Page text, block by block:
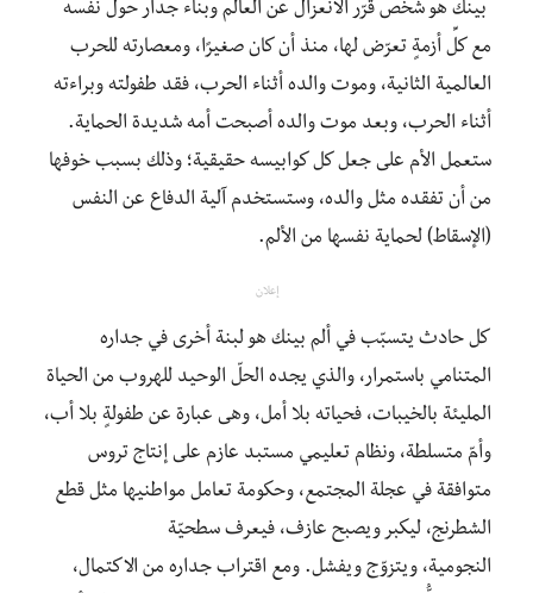
بينك هو شخص قرّر الانعزال عن العالم وبناء جدار حول نفسه
مع كلِّ أزمةٍ تعرّض لها، منذ أن كان صغيرًا، ومعصارته للحرب
العالمية الثانية، وموت والده أثناء الحرب، فقد طفولته وبراءته
أثناء الحرب، وبعد موت والده أصبحت أمه شديدة الحماية.
ستعمل الأم على جعل كل كوابيسه حقيقية؛ وذلك بسبب خوفها
من أن تفقده مثل والده، وستستخدم آلية الدفاع عن النفس
(الإسقاط) لحماية نفسها من الألم.
إعلان
كل حادث يتسبّب في ألم بينك هو لبنة أخرى في جداره
المتنامي باستمرار، والذي يجده الحلّ الوحيد للهروب من الحياة
المليئة بالخيبات، فحياته بلا أمل، وهى عبارة عن طفولةٍ بلا أب،
وأمّ متسلطة، ونظام تعليمي مستبد عازم على إنتاج تروس
متوافقة في عجلة المجتمع، وحكومة تعامل مواطنيها مثل قطع
الشطرنج، ليكبر ويصبح عازف، فيعرف سطحيّة
النجومية، ويتزوّج ويفشل. ومع اقتراب جداره من الاكتمال،